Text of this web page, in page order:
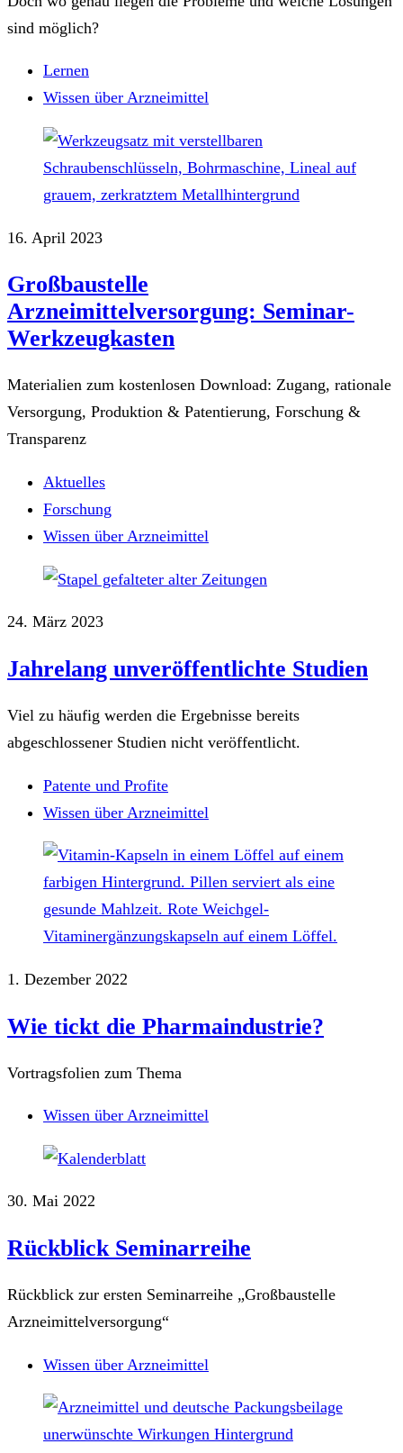
sind möglich?
Lernen
Wissen über Arzneimittel
16. April 2023
Großbaustelle
Arzneimittelversorgung: Seminar-
Werkzeugkasten
Materialien zum kostenlosen Download: Zugang, rationale
Versorgung, Produktion & Patentierung, Forschung &
Transparenz
Aktuelles
Forschung
Wissen über Arzneimittel
24. März 2023
Jahrelang unveröffentlichte Studien
Viel zu häufig werden die Ergebnisse bereits
abgeschlossener Studien nicht veröffentlicht.
Patente und Profite
Wissen über Arzneimittel
1. Dezember 2022
Wie tickt die Pharmaindustrie?
Vortragsfolien zum Thema
Wissen über Arzneimittel
30. Mai 2022
Rückblick Seminarreihe
Rückblick zur ersten Seminarreihe „Großbaustelle
Arzneimittelversorgung“
Wissen über Arzneimittel